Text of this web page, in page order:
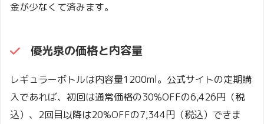
金が少なくて済みます。
優光泉の価格と内容量
レギュラーボトルは内容量1200ml。公式サイトの定期購
入であれば、初回は通常価格の30%OFFの6,426円（税
込）、2回目以降は20%OFFの7,344円（税込）できま